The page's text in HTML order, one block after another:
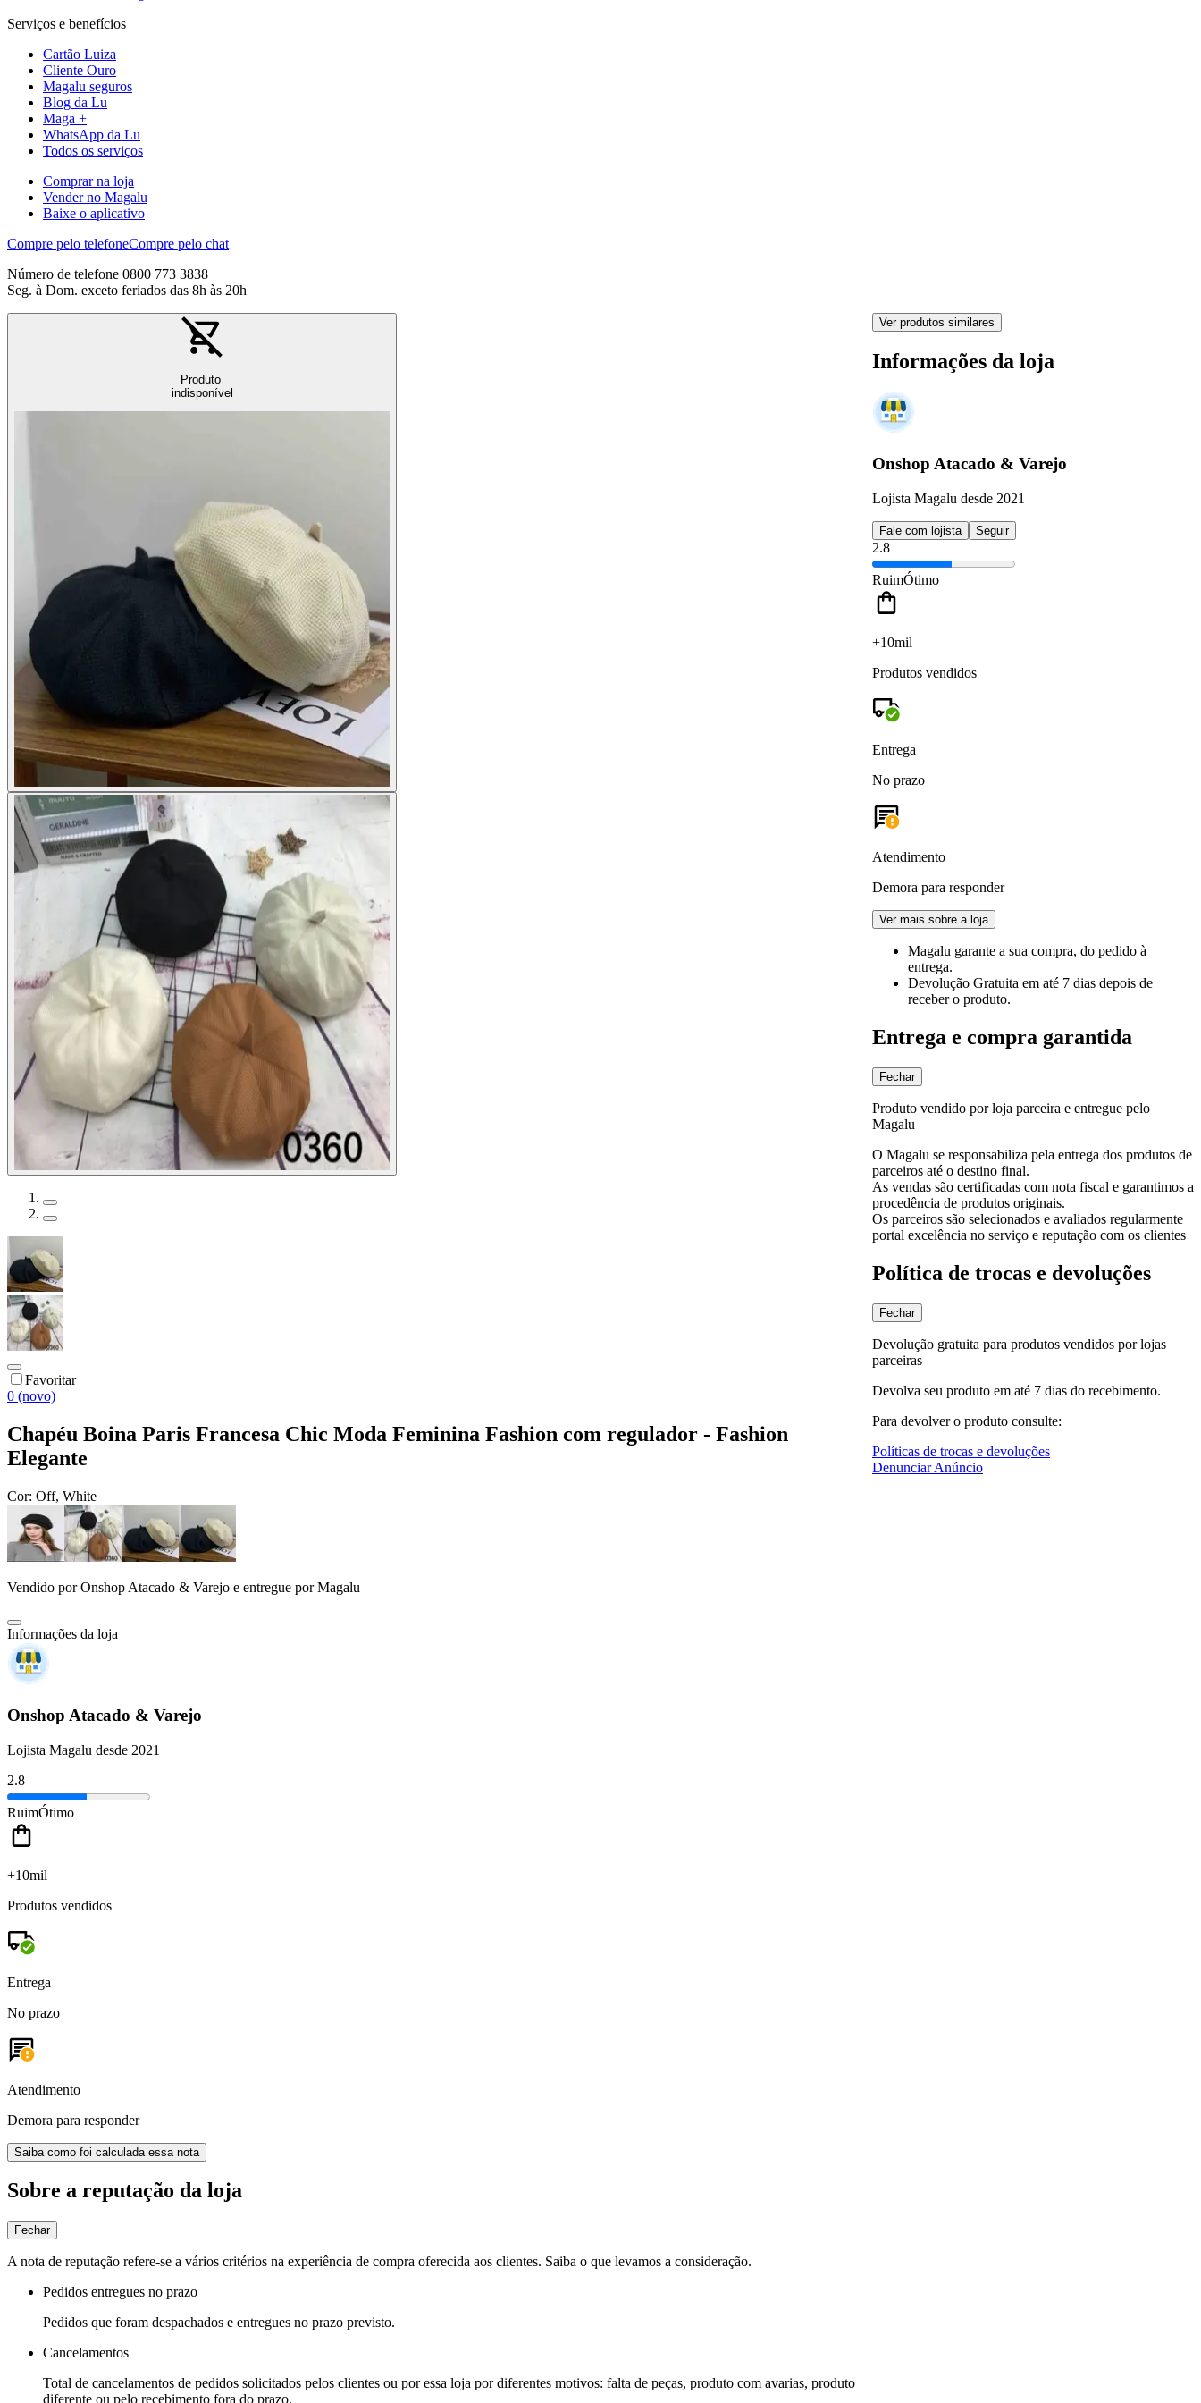
Serviços e benefícios
Cartão Luiza
Cliente Ouro
Magalu seguros
Blog da Lu
Maga +
WhatsApp da Lu
Todos os serviços
Comprar na loja
Vender no Magalu
Baixe o aplicativo
Compre pelo telefoneCompre pelo chat
Número de telefone 0800 773 3838
Seg. à Dom. exceto feriados das 8h às 20h
Produto
indisponível
Favoritar
0 (novo)
Chapéu Boina Paris Francesa Chic Moda Feminina Fashion com regulador - Fashion
Elegante
Cor: Off, White
Vendido porOnshop Atacado & Varejo e entregue por Magalu
Informações da loja
Onshop Atacado & Varejo
Lojista Magalu desde 2021
2.8
RuimÓtimo
+10mil
Produtos vendidos
Entrega
No prazo
Atendimento
Demora para responder
Saiba como foi calculada essa nota
Sobre a reputação da loja
Fechar
A nota de reputação refere-se a vários critérios na experiência de compra oferecida aos clientes. Saiba o que levamos a consideração.
Pedidos entregues no prazo
Pedidos que foram despachados e entregues no prazo previsto.
Cancelamentos
Total de cancelamentos de pedidos solicitados pelos clientes ou por essa loja por diferentes motivos: falta de peças, produto com avarias, produto
diferente ou pelo recebimento fora do prazo.
Ver produtos similares
Informações da loja
Onshop Atacado & Varejo
Lojista Magalu desde 2021
Fale com lojista Seguir
2.8
RuimÓtimo
+10mil
Produtos vendidos
Entrega
No prazo
Atendimento
Demora para responder
Ver mais sobre a loja
Magalu garante a sua compra, do pedido à
entrega.
Devolução Gratuita em até 7 dias depois de
receber o produto.
Entrega e compra garantida
Fechar
Produto vendido por loja parceira e entregue pelo
Magalu
O Magalu se responsabiliza pela entrega dos produtos de
parceiros até o destino final.
As vendas são certificadas com nota fiscal e garantimos a
procedência de produtos originais.
Os parceiros são selecionados e avaliados regularmente
portal excelência no serviço e reputação com os clientes
Política de trocas e devoluções
Fechar
Devolução gratuita para produtos vendidos por lojas
parceiras
Devolva seu produto em até 7 dias do recebimento.
Para devolver o produto consulte:
Políticas de trocas e devoluções
Denunciar Anúncio